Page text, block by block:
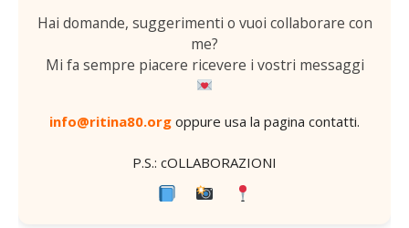
Hai domande, suggerimenti o vuoi collaborare con
me?
Mi fa sempre piacere ricevere i vostri messaggi
info@ritina80.org oppure usa la pagina contatti.
P.S.: cOLLABORAZIONI